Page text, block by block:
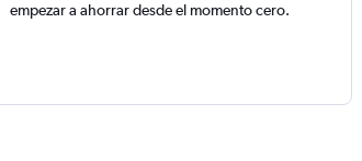
empezar a ahorrar desde el momento cero.